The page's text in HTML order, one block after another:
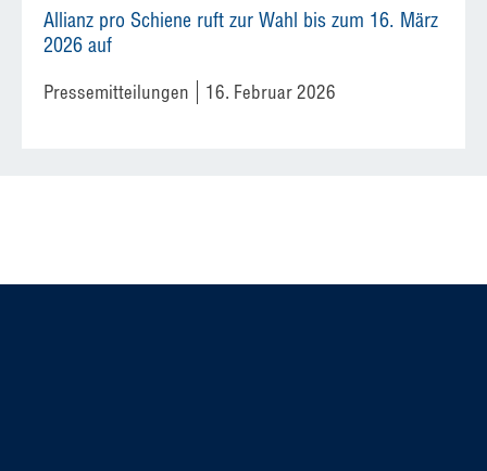
Allianz pro Schiene ruft zur Wahl bis zum 16. März
2026 auf
Pressemitteilungen 16. Februar 2026